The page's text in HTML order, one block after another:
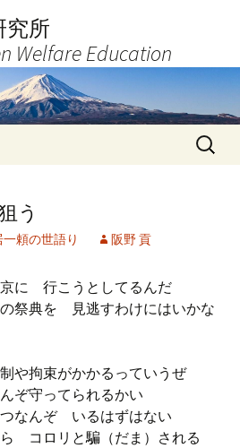
究所
Welfare Education
検
索:
う
頼の世語り 阪野 貢
に 行こうとしてるんだ
祭典を 見逃すわけにはいかな
や拘束がかかるっていうぜ
ぞ守ってられるかい
なんぞ いるはずはない
コロリと騙（だま）される